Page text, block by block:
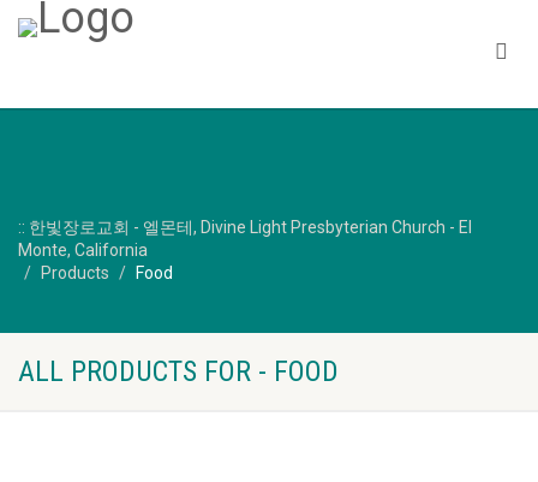
:: 한빛장로교회 - 엘몬테, Divine Light Presbyterian Church - El
Monte, California
Products
Food
ALL PRODUCTS FOR - FOOD